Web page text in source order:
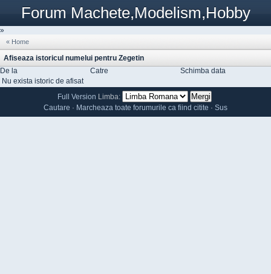
Forum Machete,Modelism,Hobby
»
« Home
Afiseaza istoricul numelui pentru Zegetin
De la
Catre
Schimba data
Nu exista istoric de afisat
Full Version Limba:
Cautare · Marcheaza toate forumurile ca fiind citite · Sus